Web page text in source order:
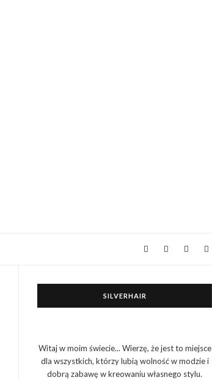
SILVERHAIR
Witaj w moim świecie... Wierzę, że jest to miejsce
dla wszystkich, którzy lubią wolność w modzie i
dobrą zabawę w kreowaniu własnego stylu.